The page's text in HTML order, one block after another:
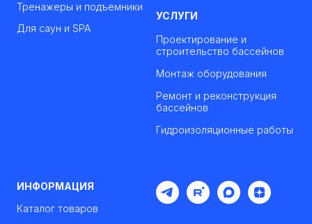
Тренажеры и подъемники
Для саун и SPA
УСЛУГИ
Проектирование и
строительство бассейнов
Монтаж оборудования
Ремонт и реконструкция
бассейнов
Гидроизоляционные работы
ИНФОРМАЦИЯ
Каталог товаров